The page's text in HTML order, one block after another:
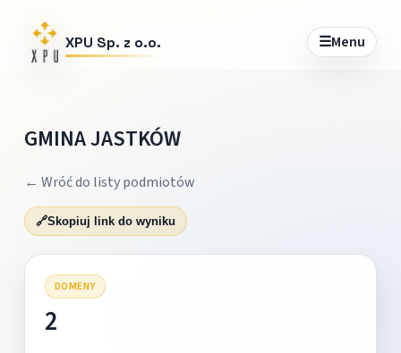
XPU Sp. z o.o. ☰Menu
GMINA JASTKÓW
← Wróć do listy podmiotów
🔗Skopiuj link do wyniku
DOMENY
2